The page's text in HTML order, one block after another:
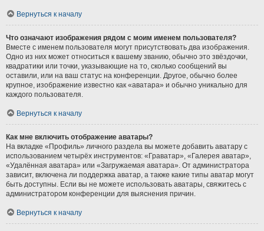
Вернуться к началу
Что означают изображения рядом с моим именем пользователя?
Вместе с именем пользователя могут присутствовать два изображения.
Одно из них может относиться к вашему званию, обычно это звёздочки,
квадратики или точки, указывающие на то, сколько сообщений вы
оставили, или на ваш статус на конференции. Другое, обычно более
крупное, изображение известно как «аватара» и обычно уникально для
каждого пользователя.
Вернуться к началу
Как мне включить отображение аватары?
На вкладке «Профиль» личного раздела вы можете добавить аватару с
использованием четырёх инструментов: «Граватар», «Галерея аватар»,
«Удалённая аватара» или «Загружаемая аватара». От администратора
зависит, включена ли поддержка аватар, а также какие типы аватар могут
быть доступны. Если вы не можете использовать аватары, свяжитесь с
администратором конференции для выяснения причин.
Вернуться к началу